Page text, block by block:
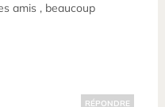
amis , beaucoup
RÉPONDRE